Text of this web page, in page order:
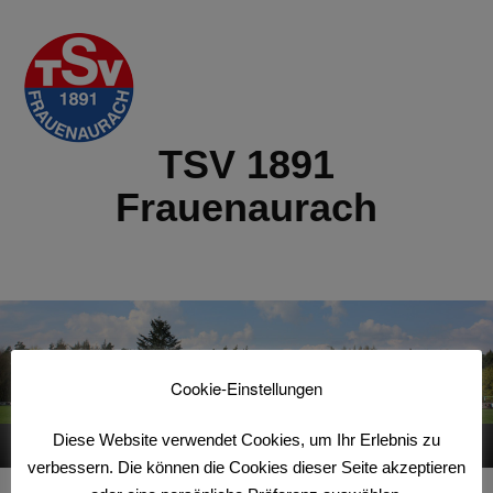
TSV 1891
Frauenaurach
Menu
Cookie-Einstellungen
Diese Website verwendet Cookies, um Ihr Erlebnis zu
verbessern. Die können die Cookies dieser Seite akzeptieren